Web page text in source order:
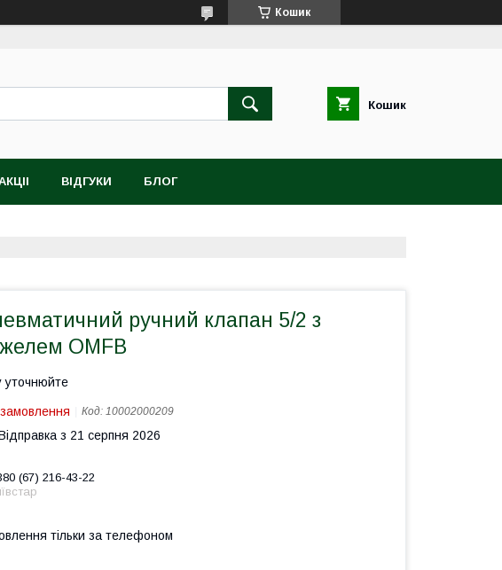
Кошик
Кошик
ВІДГУКИ БЛОГ
ручний клапан 5/2 з
OMFB
уточнюйте
Код: 10002000209
з 21 серпня 2026
(67) 216-43-22
тільки за телефоном